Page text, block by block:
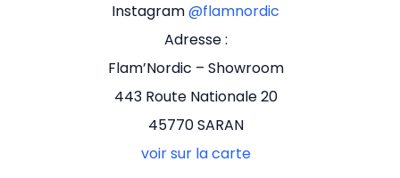
Instagram@flamnordic
Adresse :
Flam’Nordic – Showroom
443 Route Nationale 20
45770 SARAN
voir sur la carte